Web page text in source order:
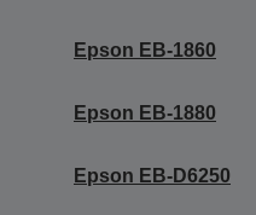
Epson EB-1860
Epson EB-1880
Epson EB-D6250